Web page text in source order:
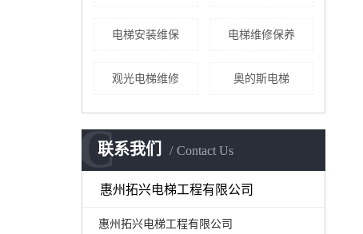
电梯安装维保 电梯维修保养
观光电梯维修 奥的斯电梯
联系我们 Contact Us
C
惠州拓兴电梯工程有限公司
惠州拓兴电梯工程有限公司